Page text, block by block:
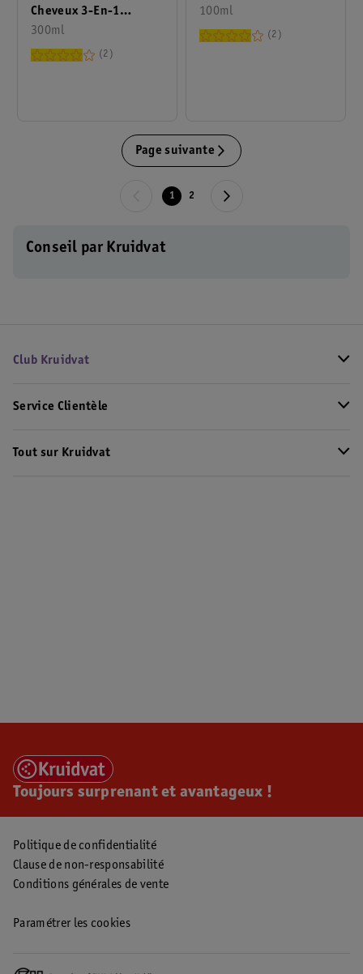
Cheveux 3-En-1
Fixation 3
300ml
2
100ml
2
Page suivante
1 2
Conseil par Kruidvat
Club Kruidvat
Service Clientèle
Tout sur Kruidvat
Toujours surprenant et avantageux !
Politique de confidentialité
Clause de non-responsabilité
Conditions générales de vente
Paramétrer les cookies